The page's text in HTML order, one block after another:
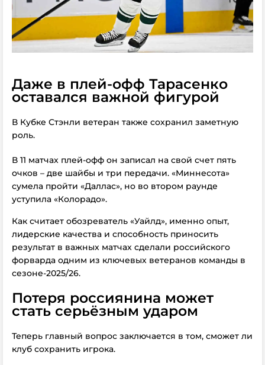
Даже в плей-офф Тарасенко
оставался важной фигурой
В Кубке Стэнли ветеран также сохранил заметную
роль.
В 11 матчах плей-офф он записал на свой счет пять
очков – две шайбы и три передачи. «Миннесота»
сумела пройти «Даллас», но во втором раунде
уступила «Колорадо».
Как считает обозреватель «Уайлд», именно опыт,
лидерские качества и способность приносить
результат в важных матчах сделали российского
форварда одним из ключевых ветеранов команды в
сезоне-2025/26.
Потеря россиянина может
стать серьёзным ударом
Теперь главный вопрос заключается в том, сможет ли
клуб сохранить игрока.